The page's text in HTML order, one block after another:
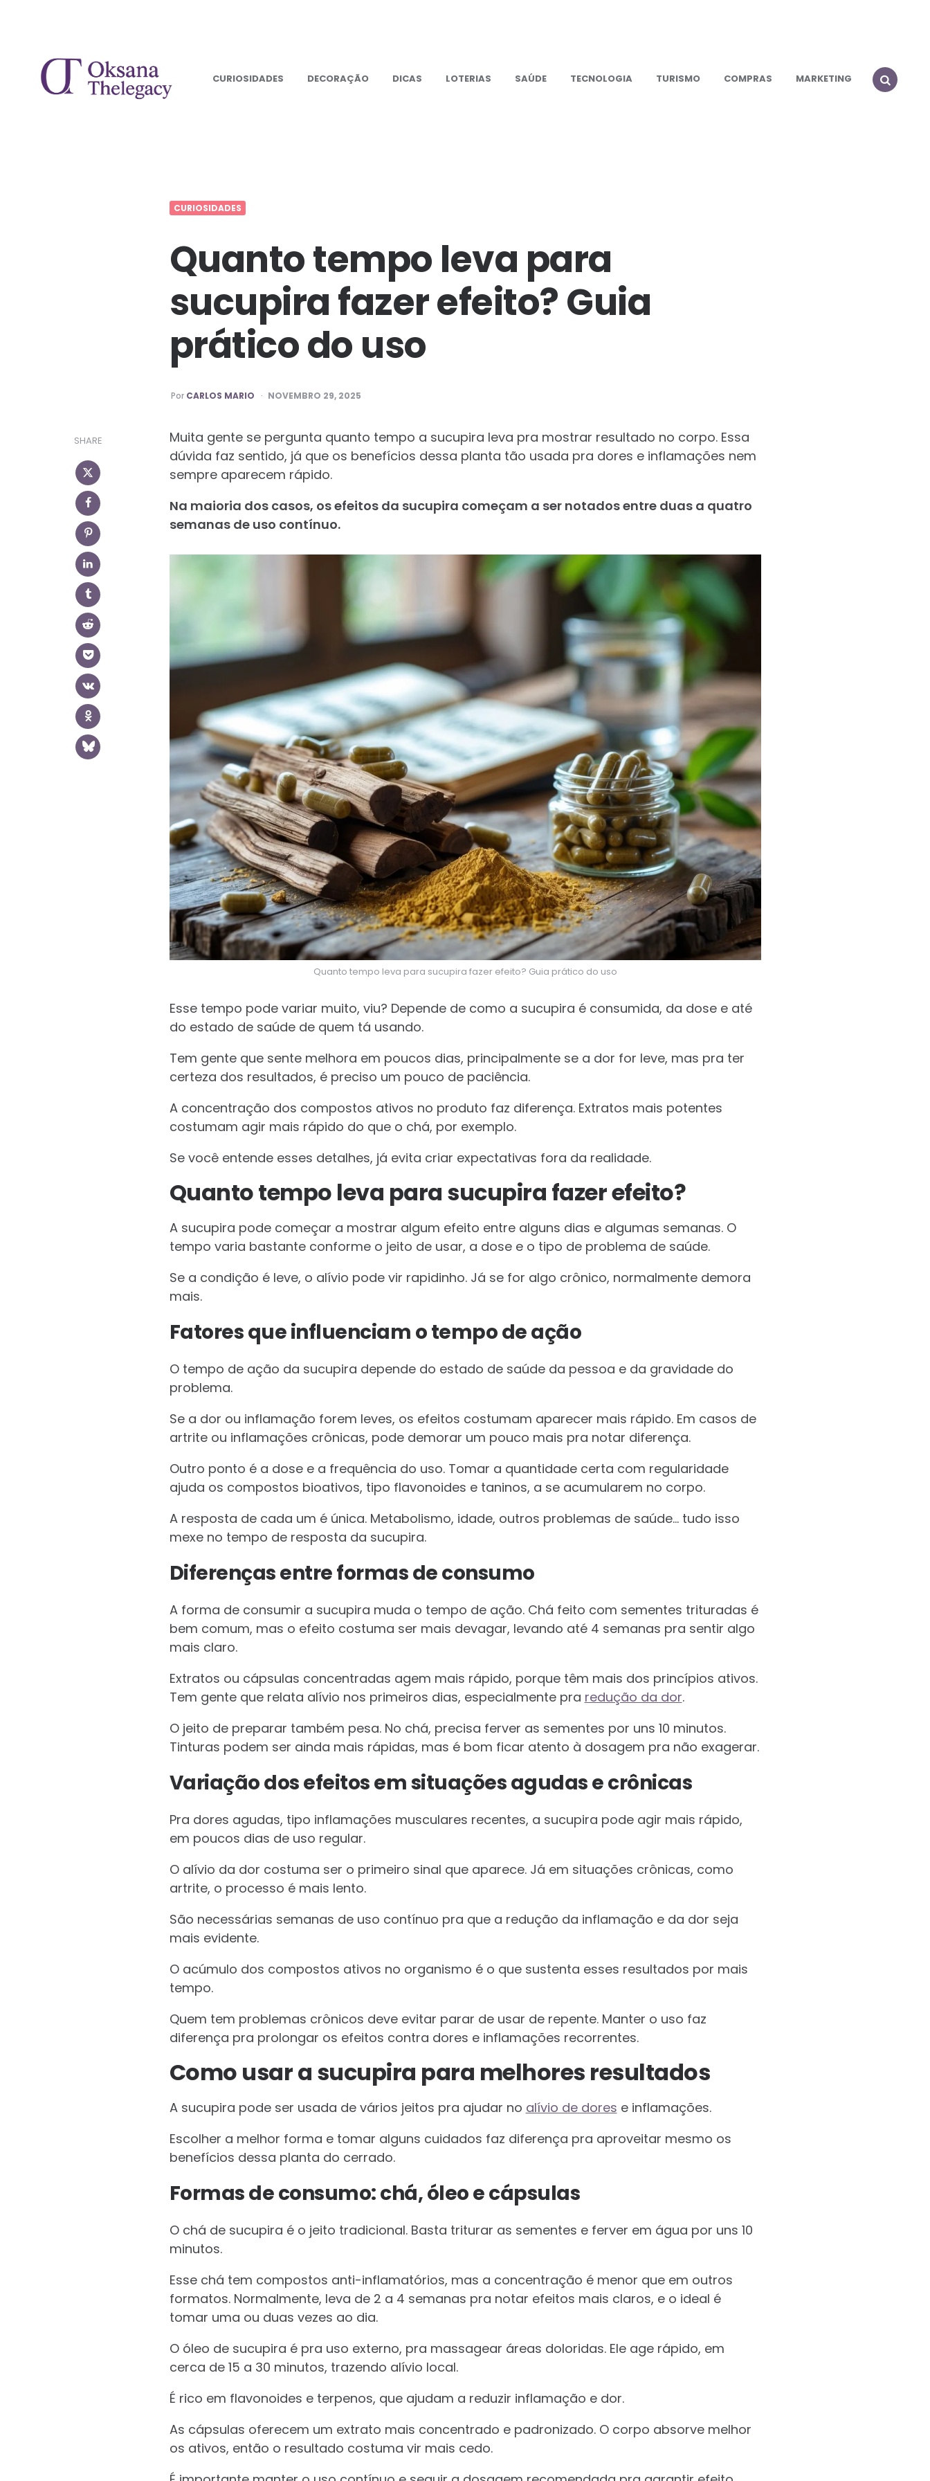
CURIOSIDADES DECORAÇÃO DICAS LOTERIAS SAÚDE TECNOLOGIA TURISMO COMPRAS
MARKETING
CURIOSIDADES
Quanto tempo leva para
sucupira fazer efeito? Guia
prático do uso
PUBLICADO
POR
Por CARLOS MARIO NOVEMBRO 29, 2025
SHARE
Muita gente se pergunta quanto tempo a sucupira leva pra mostrar resultado no corpo. Essa
dúvida faz sentido, já que os benefícios dessa planta tão usada pra dores e inflamações nem
sempre aparecem rápido.
Na maioria dos casos, os efeitos da sucupira começam a ser notados entre duas a quatro
semanas de uso contínuo.
Quanto tempo leva para sucupira fazer efeito? Guia prático do uso
Esse tempo pode variar muito, viu? Depende de como a sucupira é consumida, da dose e até
do estado de saúde de quem tá usando.
Tem gente que sente melhora em poucos dias, principalmente se a dor for leve, mas pra ter
certeza dos resultados, é preciso um pouco de paciência.
A concentração dos compostos ativos no produto faz diferença. Extratos mais potentes
costumam agir mais rápido do que o chá, por exemplo.
Se você entende esses detalhes, já evita criar expectativas fora da realidade.
Quanto tempo leva para sucupira fazer efeito?
A sucupira pode começar a mostrar algum efeito entre alguns dias e algumas semanas. O
tempo varia bastante conforme o jeito de usar, a dose e o tipo de problema de saúde.
Se a condição é leve, o alívio pode vir rapidinho. Já se for algo crônico, normalmente demora
mais.
Fatores que influenciam o tempo de ação
O tempo de ação da sucupira depende do estado de saúde da pessoa e da gravidade do
problema.
Se a dor ou inflamação forem leves, os efeitos costumam aparecer mais rápido. Em casos de
artrite ou inflamações crônicas, pode demorar um pouco mais pra notar diferença.
Outro ponto é a dose e a frequência do uso. Tomar a quantidade certa com regularidade
ajuda os compostos bioativos, tipo flavonoides e taninos, a se acumularem no corpo.
A resposta de cada um é única. Metabolismo, idade, outros problemas de saúde… tudo isso
mexe no tempo de resposta da sucupira.
Diferenças entre formas de consumo
A forma de consumir a sucupira muda o tempo de ação. Chá feito com sementes trituradas é
bem comum, mas o efeito costuma ser mais devagar, levando até 4 semanas pra sentir algo
mais claro.
Extratos ou cápsulas concentradas agem mais rápido, porque têm mais dos princípios ativos.
Tem gente que relata alívio nos primeiros dias, especialmente pra redução da dor.
O jeito de preparar também pesa. No chá, precisa ferver as sementes por uns 10 minutos.
Tinturas podem ser ainda mais rápidas, mas é bom ficar atento à dosagem pra não exagerar.
Variação dos efeitos em situações agudas e crônicas
Pra dores agudas, tipo inflamações musculares recentes, a sucupira pode agir mais rápido,
em poucos dias de uso regular.
O alívio da dor costuma ser o primeiro sinal que aparece. Já em situações crônicas, como
artrite, o processo é mais lento.
São necessárias semanas de uso contínuo pra que a redução da inflamação e da dor seja
mais evidente.
O acúmulo dos compostos ativos no organismo é o que sustenta esses resultados por mais
tempo.
Quem tem problemas crônicos deve evitar parar de usar de repente. Manter o uso faz
diferença pra prolongar os efeitos contra dores e inflamações recorrentes.
Como usar a sucupira para melhores resultados
A sucupira pode ser usada de vários jeitos pra ajudar no alívio de dores e inflamações.
Escolher a melhor forma e tomar alguns cuidados faz diferença pra aproveitar mesmo os
benefícios dessa planta do cerrado.
Formas de consumo: chá, óleo e cápsulas
O chá de sucupira é o jeito tradicional. Basta triturar as sementes e ferver em água por uns 10
minutos.
Esse chá tem compostos anti-inflamatórios, mas a concentração é menor que em outros
formatos. Normalmente, leva de 2 a 4 semanas pra notar efeitos mais claros, e o ideal é
tomar uma ou duas vezes ao dia.
O óleo de sucupira é pra uso externo, pra massagear áreas doloridas. Ele age rápido, em
cerca de 15 a 30 minutos, trazendo alívio local.
É rico em flavonoides e terpenos, que ajudam a reduzir inflamação e dor.
As cápsulas oferecem um extrato mais concentrado e padronizado. O corpo absorve melhor
os ativos, então o resultado costuma vir mais cedo.